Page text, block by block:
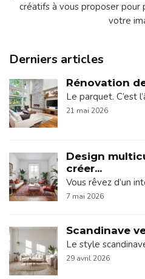
créatifs à vous proposer pour
votre
Derniers articles
Rénovation
Le parquet. C’est
21 mai 2026
Design
créer...
Vous rêvez d’un
7 mai 2026
Scandinave
Le style
29 avril 2026